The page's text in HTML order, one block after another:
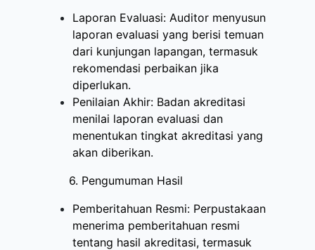
Laporan Evaluasi: Auditor menyusun
laporan evaluasi yang berisi temuan
dari kunjungan lapangan, termasuk
rekomendasi perbaikan jika
diperlukan.
Penilaian Akhir: Badan akreditasi
menilai laporan evaluasi dan
menentukan tingkat akreditasi yang
akan diberikan.
6. Pengumuman Hasil
Pemberitahuan Resmi: Perpustakaan
menerima pemberitahuan resmi
tentang hasil akreditasi, termasuk